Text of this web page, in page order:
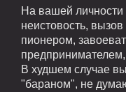
На вашей личности
неистовость,
пионером,
В худшем случае
"бараном", не